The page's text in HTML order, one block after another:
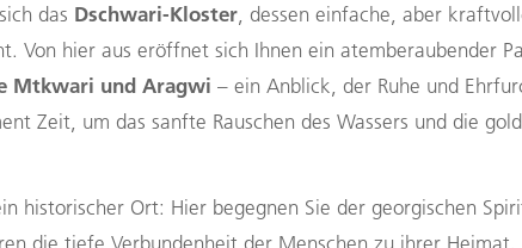
das Dschwari-Kloster , dessen einfache, aber
Von hier aus eröffnet sich Ihnen ein atemberaubender
Mtkwari und Aragwi – ein Anblick, der Ruhe und
Zeit, um das sanfte Rauschen des Wassers und die
historischer Ort: Hier begegnen Sie der georgischen